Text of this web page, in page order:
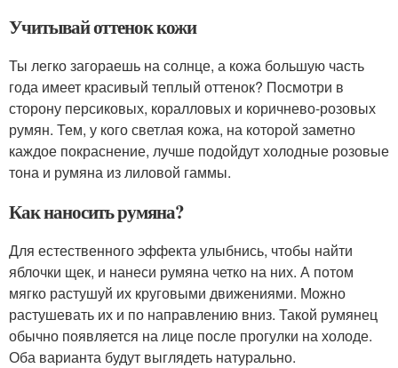
Учитывай оттенок кожи
Ты легко загораешь на солнце, а кожа большую часть
года имеет красивый теплый оттенок? Посмотри в
сторону персиковых, коралловых и коричнево-розовых
румян. Тем, у кого светлая кожа, на которой заметно
каждое покраснение, лучше подойдут холодные розовые
тона и румяна из лиловой гаммы.
Как наносить румяна?
Для естественного эффекта улыбнись, чтобы найти
яблочки щек, и нанеси румяна четко на них. А потом
мягко растушуй их круговыми движениями. Можно
растушевать их и по направлению вниз. Такой румянец
обычно появляется на лице после прогулки на холоде.
Оба варианта будут выглядеть натурально.